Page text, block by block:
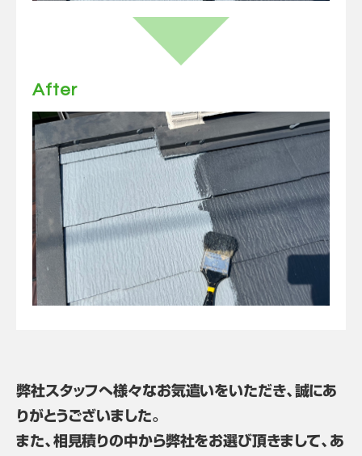
After
弊社スタッフへ様々なお気遣いをいただき、誠にあ
りがとうございました。
また、相見積りの中から弊社をお選び頂きまして、あ